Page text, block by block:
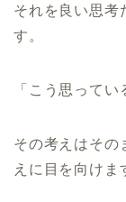
それを良い思考
す。
「こう思って
その考えはその
えに目を向けま